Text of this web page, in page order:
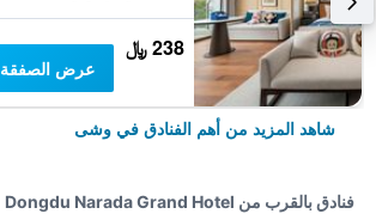
238 ﷼
عرض الصفقة
شاهد المزيد من أهم الفنادق في وشى
فنادق بالقرب من Dongdu Narada Grand Hotel